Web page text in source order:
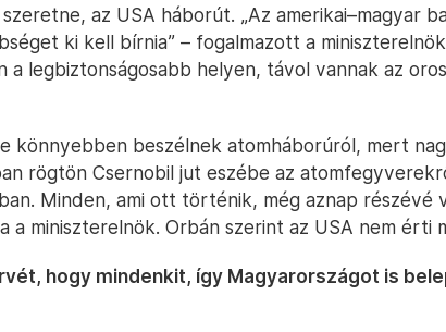
az USA háborút. „Az amerikai–magyar
ki kell bírnia” – fogalmazott a
a legbiztonságosabb helyen, távol vannak az
könnyebben beszélnek atomháborúról, mert
rögtön Csernobil jut eszébe az
Minden, ami ott történik, még aznap részévé
a miniszterelnök. Orbán szerint az USA nem érti
hogy mindenkit, így Magyarországot is